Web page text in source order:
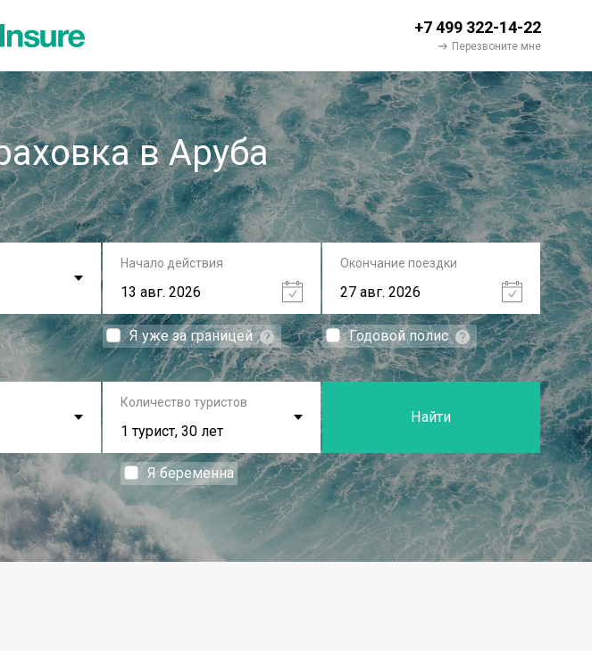
+7 499 322-14-22
Перезвоните мне
в Аруба
Начало действия
Я уже за границей
Окончание поездки
Годовой полис
Количество туристов
1 турист, 30 лет
Я беременна
Найти